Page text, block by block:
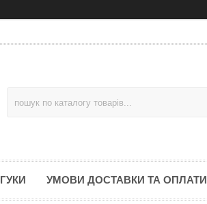
УМОВИ ДОСТАВКИ ТА ОПЛАТИ